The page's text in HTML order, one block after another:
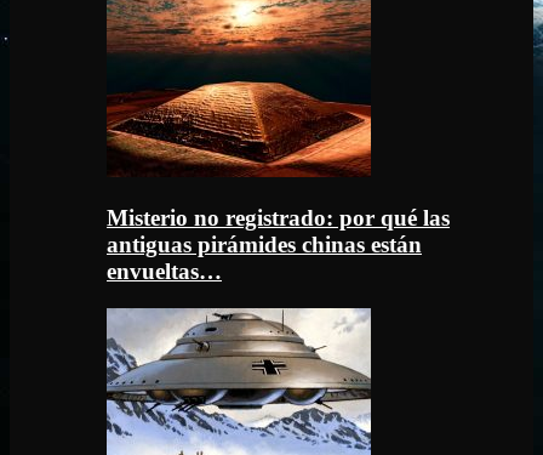
Misterio no registrado: por qué las
antiguas pirámides chinas están
envueltas…